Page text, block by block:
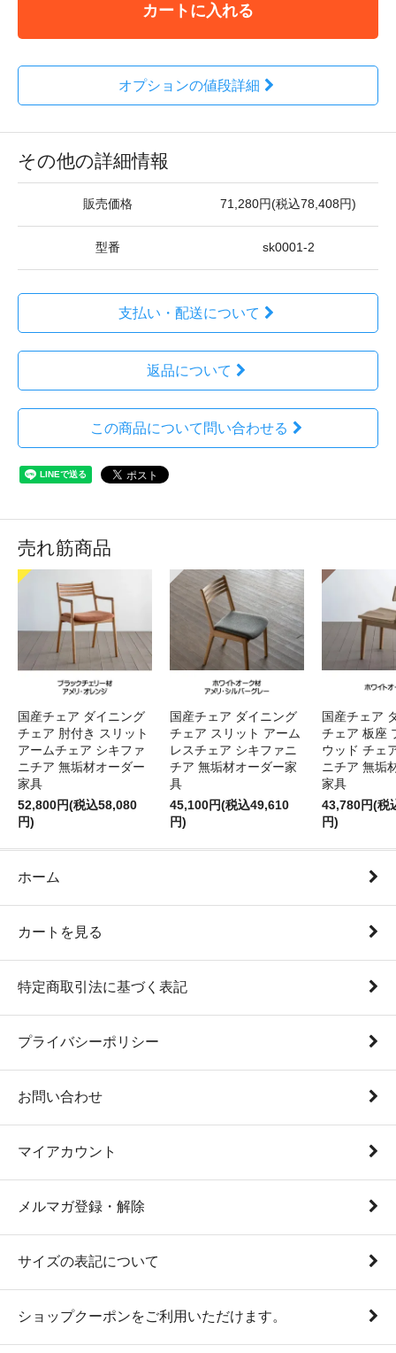
カートに入れる
オプションの値段詳細
その他の詳細情報
販売価格 71,280円(税込78,408円)
型番 sk0001-2
支払い・配送について
返品について
この商品について問い合わせる
売れ筋商品
国産チェア ダイニング
チェア 肘付き スリット
アームチェア シキファ
ニチア 無垢材オーダー
家具
52,800円(税込58,080
円)
国産チェア ダイニング
チェア スリット アーム
レスチェア シキファニ
チア 無垢材オーダー家
具
45,100円(税込49,610
円)
国産チェア
チェア 板座
ウッド チェ
ニチア 無垢
家具
43,780円(税
円)
ホーム
カートを見る
特定商取引法に基づく表記
プライバシーポリシー
お問い合わせ
マイアカウント
メルマガ登録・解除
サイズの表記について
ショップクーポンをご利用いただけます。